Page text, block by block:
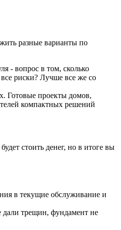
разные варианты по
- вопрос в том, сколько
риски? Лучше все же со
Готовые проекты домов,
компактных решений
стоить денег, но в итоге вы
в текущие обслуживание и
дали трещин, фундамент не